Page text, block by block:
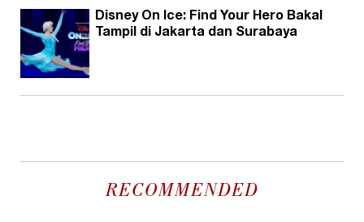
Disney On Ice: Find Your Hero Bakal
Tampil di Jakarta dan Surabaya
RECOMMENDED